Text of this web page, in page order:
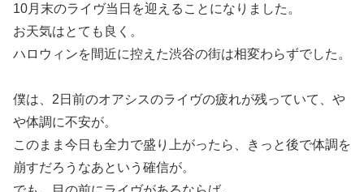
10月末のライヴ当日を迎えることになりました。
お天気はとても良く。
ハロウィンを間近に控えた渋谷の街は相変わらずでした。
僕は、2日前のオアシスのライヴの疲れが残っていて、や
や体調に不安が。
このまま今日も全力で盛り上がったら、きっと後で体調を
崩すだろうなあという確信が。